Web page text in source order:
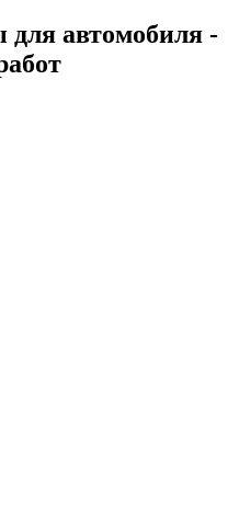
для автомобиля -